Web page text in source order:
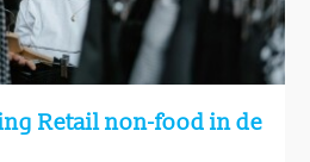
Retail non-food in de